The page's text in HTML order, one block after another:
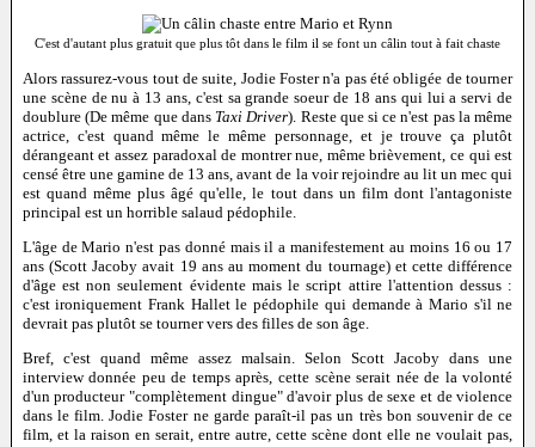
C'est d'autant plus gratuit que plus tôt dans le film il se font un câlin tout à fait chaste
Alors rassurez-vous tout de suite, Jodie Foster n'a pas été obligée de tourner
une scène de nu à 13 ans, c'est sa grande soeur de 18 ans qui lui a servi de
doublure (De même que dans Taxi Driver). Reste que si ce n'est pas la même
actrice, c'est quand même le même personnage, et je trouve ça plutôt
dérangeant et assez paradoxal de montrer nue, même brièvement, ce qui est
censé être une gamine de 13 ans, avant de la voir rejoindre au lit un mec qui
est quand même plus âgé qu'elle, le tout dans un film dont l'antagoniste
principal est un horrible salaud pédophile.
L'âge de Mario n'est pas donné mais il a manifestement au moins 16 ou 17
ans (Scott Jacoby avait 19 ans au moment du tournage) et cette différence
d'âge est non seulement évidente mais le script attire l'attention dessus :
c'est ironiquement Frank Hallet le pédophile qui demande à Mario s'il ne
devrait pas plutôt se tourner vers des filles de son âge.
Bref, c'est quand même assez malsain. Selon Scott Jacoby dans une
interview donnée peu de temps après, cette scène serait née de la volonté
d'un producteur "complètement dingue" d'avoir plus de sexe et de violence
dans le film. Jodie Foster ne garde paraît-il pas un très bon souvenir de ce
film, et la raison en serait, entre autre, cette scène dont elle ne voulait pas,